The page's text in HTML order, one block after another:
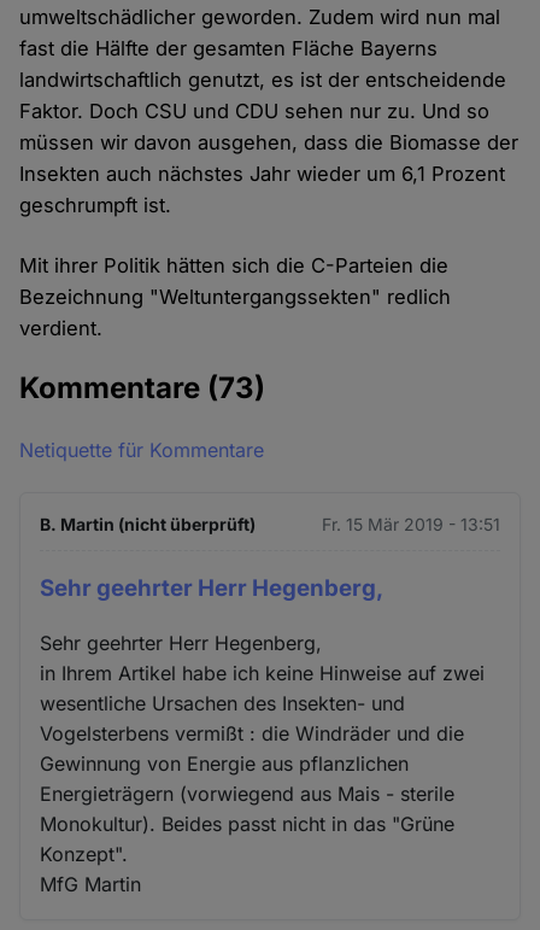
umweltschädlicher geworden. Zudem wird nun mal
fast die Hälfte der gesamten Fläche Bayerns
landwirtschaftlich genutzt, es ist der entscheidende
Faktor. Doch CSU und CDU sehen nur zu. Und so
müssen wir davon ausgehen, dass die Biomasse der
Insekten auch nächstes Jahr wieder um 6,1 Prozent
geschrumpft ist.
Mit ihrer Politik hätten sich die C-Parteien die
Bezeichnung "Weltuntergangssekten" redlich
verdient.
Kommentare (73)
Netiquette für Kommentare
B. Martin (nicht überprüft) Fr. 15 Mär 2019 - 13:51
Sehr geehrter Herr Hegenberg,
Sehr geehrter Herr Hegenberg,
in Ihrem Artikel habe ich keine Hinweise auf zwei
wesentliche Ursachen des Insekten- und
Vogelsterbens vermißt : die Windräder und die
Gewinnung von Energie aus pflanzlichen
Energieträgern (vorwiegend aus Mais - sterile
Monokultur). Beides passt nicht in das "Grüne
Konzept".
MfG Martin